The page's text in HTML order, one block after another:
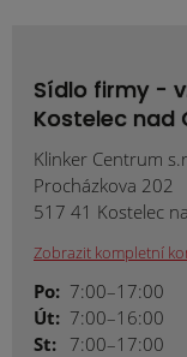
Sídlo firmy -
Kostelec nad
Klinker Centrum
Procházkova 202
517 41 Kostelec
Zobrazit kompletní
Po: 7:00–17:00
Út: 7:00–16:00
St: 7:00–17:00